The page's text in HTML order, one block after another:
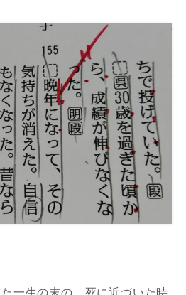
一生の末の、死に近づいた時